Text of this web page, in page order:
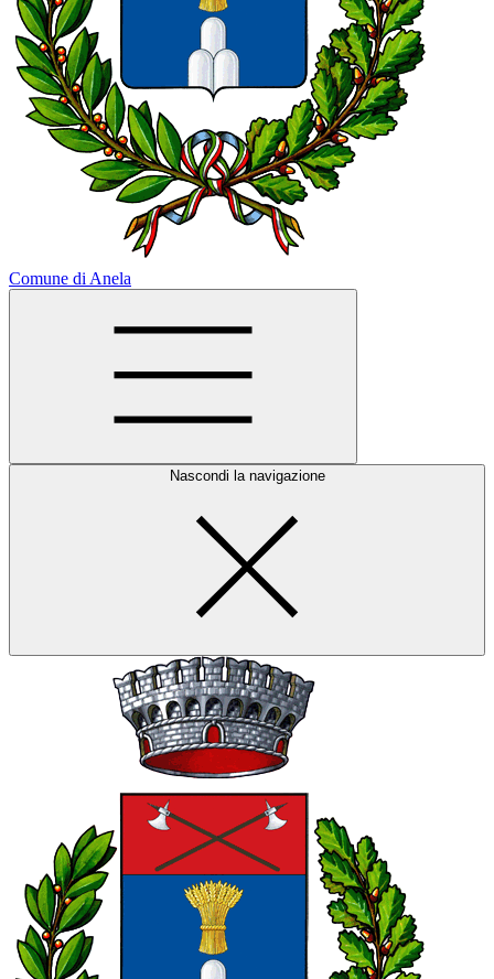
Comune di Anela
Nascondi la navigazione